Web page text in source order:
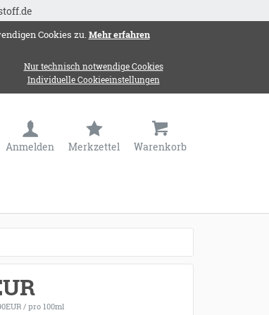
Cookies zu. Mehr erfahren
Nur technisch notwendige Cookies
Individuelle Cookieeinstellungen
Anmelden Merkzettel Warenkorb
/ pro 100ml